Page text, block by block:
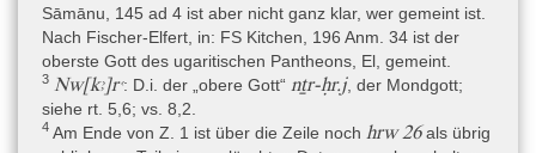
Sāmānu, 145 ad 4 ist aber nicht ganz klar, wer gemeint ist.
Nach Fischer-Elfert, in: FS Kitchen, 196 Anm. 34 ist der
oberste Gott des ugaritischen Pantheons, El, gemeint.
3 Nw[kꜣ]rꜥ: D.i. der „obere Gott“ nṯr-ḥr.j, der Mondgott;
siehe rt. 5,6; vs. 8,2.
4 Am Ende von Z. 1 ist über die Zeile noch hrw 26als übrig